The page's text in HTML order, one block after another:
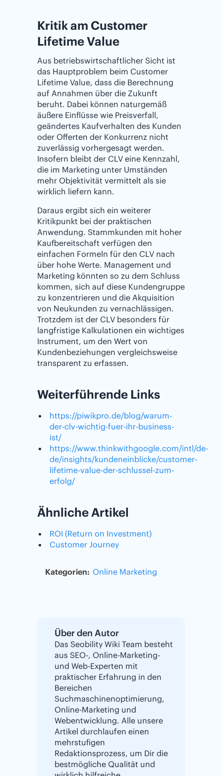
Kritik am Customer
Lifetime Value
Aus betriebswirtschaftlicher Sicht ist
das Hauptproblem beim Customer
Lifetime Value, dass die Berechnung
auf Annahmen über die Zukunft
beruht. Dabei können naturgemäß
äußere Einflüsse wie Preisverfall,
geändertes Kaufverhalten des Kunden
oder Offerten der Konkurrenz nicht
zuverlässig vorhergesagt werden.
Insofern bleibt der CLV eine Kennzahl,
die im Marketing unter Umständen
mehr Objektivität vermittelt als sie
wirklich liefern kann.
Daraus ergibt sich ein weiterer
Kritikpunkt bei der praktischen
Anwendung. Stammkunden mit hoher
Kaufbereitschaft verfügen den
einfachen Formeln für den CLV nach
über hohe Werte. Management und
Marketing könnten so zu dem Schluss
kommen, sich auf diese Kundengruppe
zu konzentrieren und die Akquisition
von Neukunden zu vernachlässigen.
Trotzdem ist der CLV besonders für
langfristige Kalkulationen ein wichtiges
Instrument, um den Wert von
Kundenbeziehungen vergleichsweise
transparent zu erfassen.
Weiterführende Links
https://piwikpro.de/blog/warum-
der-clv-wichtig-fuer-ihr-business-
ist/
https://www.thinkwithgoogle.com/intl/de-
de/insights/kundeneinblicke/customer-
lifetime-value-der-schlussel-zum-
erfolg/
Ähnliche Artikel
ROI (Return on Investment)
Customer Journey
Kategorien: Online Marketing
Über den Autor
Das Seobility Wiki Team besteht
aus SEO-, Online-Marketing-
und Web-Experten mit
praktischer Erfahrung in den
Bereichen
Suchmaschinenoptimierung,
Online-Marketing und
Webentwicklung. Alle unsere
Artikel durchlaufen einen
mehrstufigen
Redaktionsprozess, um Dir die
bestmögliche Qualität und